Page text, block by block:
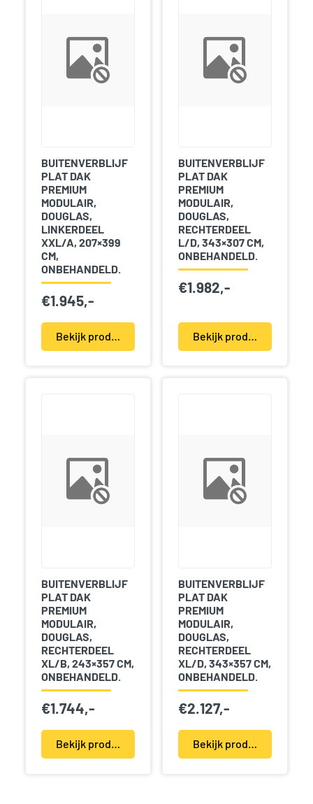
BUITENVERBLIJF
PLAT DAK
PREMIUM
MODULAIR,
DOUGLAS,
LINKERDEEL
XXL/A, 207×399
CM,
ONBEHANDELD.
€1.945,-
Bekijk product(en)
BUITENVERBLIJF
PLAT DAK
PREMIUM
MODULAIR,
DOUGLAS,
RECHTERDEEL
L/D, 343×307 CM,
ONBEHANDELD.
€1.982,-
Bekijk product(en)
BUITENVERBLIJF
PLAT DAK
PREMIUM
MODULAIR,
DOUGLAS,
RECHTERDEEL
XL/B, 243×357 CM,
ONBEHANDELD.
€1.744,-
Bekijk product(en)
BUITENVERBLIJF
PLAT DAK
PREMIUM
MODULAIR,
DOUGLAS,
RECHTERDEEL
XL/D, 343×357 CM,
ONBEHANDELD.
€2.127,-
Bekijk product(en)